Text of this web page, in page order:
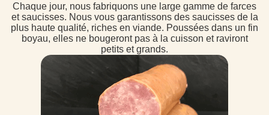
Chaque jour, nous fabriquons une large gamme de farces
et saucisses. Nous vous garantissons des saucisses de la
plus haute qualité, riches en viande. Poussées dans un fin
boyau, elles ne bougeront pas à la cuisson et raviront
petits et grands.